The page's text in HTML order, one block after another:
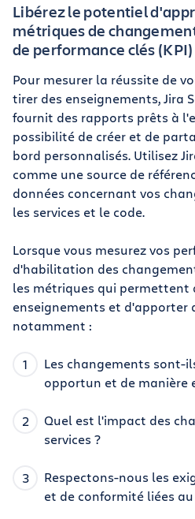
Libérez le potentiel
métriques de
de performance clés (KPI)
Pour mesurer la réussite de
tirer des enseignements, Jira
fournit des rapports prêts à
possibilité de créer et de
bord personnalisés. Utilisez
comme une source de
données concernant vos
les services et le code.
Lorsque vous mesurez vos
d'habilitation des
les métriques qui permettent
enseignements et d'apporter
notamment :
Les changements sont-
opportun et de manière
Quel est l'impact des
services ?
Respectons-nous les
et de conformité liées